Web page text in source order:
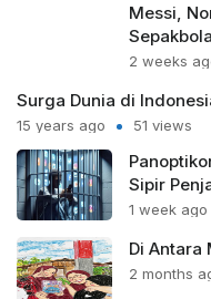
Messi,
2 weeks
Surga Dunia di
15 years ago 51 views
Sipir
1 week ago
Di Antara
2 months